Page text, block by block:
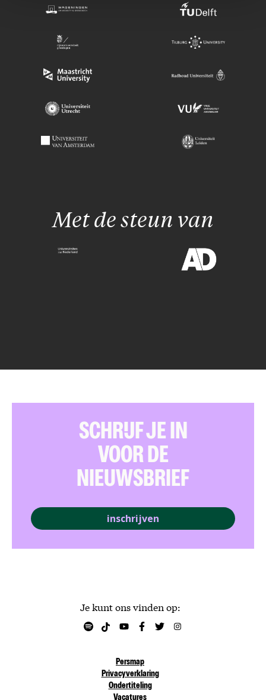
Met de steun van
Je kunt ons vinden op:
Persmap
Privacyverklaring
Ondertiteling
SCHRIJF JE IN
VOOR DE
NIEUWSBRIEF
inschrijven